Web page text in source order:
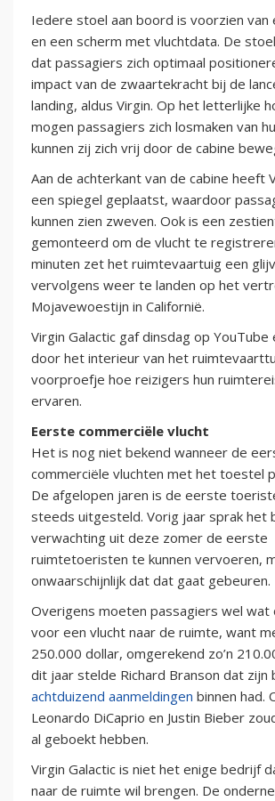
Iedere stoel aan boord is voorzien van
en een scherm met vluchtdata. De
dat passagiers zich optimaal
impact van de zwaartekracht bij de
landing, aldus Virgin. Op het letterlijke
mogen passagiers zich losmaken van
kunnen zij zich vrij door de cabine
Aan de achterkant van de cabine heeft
een spiegel geplaatst, waardoor
kunnen zien zweven. Ook is een
gemonteerd om de vlucht te
minuten zet het ruimtevaartuig een
vervolgens weer te landen op het
Mojavewoestijn in Californië.
Virgin Galactic gaf dinsdag op
door het interieur van het
voorproefje hoe reizigers hun
ervaren.
Eerste commerciële vlucht
Het is nog niet bekend wanneer de
commerciële vluchten met het toestel
De afgelopen jaren is de eerste
steeds uitgesteld. Vorig jaar sprak het
verwachting uit deze zomer de eerste
ruimtetoeristen te kunnen vervoeren,
onwaarschijnlijk dat dat gaat gebeuren.
Overigens moeten passagiers wel wat
voor een vlucht naar de ruimte, want
250.000 dollar, omgerekend zo’n
dit jaar stelde Richard Branson dat zijn
achtduizend aanmeldingen binnen had.
Leonardo DiCaprio en Justin Bieber
al geboekt hebben.
Virgin Galactic is niet het enige bedrijf
naar de ruimte wil brengen. De